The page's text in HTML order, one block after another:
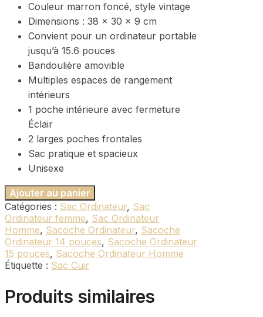
Couleur marron foncé, style vintage
Dimensions : 38 x 30 x 9 cm
Convient pour un ordinateur portable
jusqu’à 15.6 pouces
Bandoulière amovible
Multiples espaces de rangement
intérieurs
1 poche intérieure avec fermeture
Éclair
2 larges poches frontales
Sac pratique et spacieux
Unisexe
Ajouter au panier
Catégories : Sac Ordinateur, Sac
Ordinateur femme, Sac Ordinateur
Homme, Sacoche Ordinateur, Sacoche
Ordinateur 14 pouces, Sacoche Ordinateur
15 pouces, Sacoche Ordinateur Homme
Étiquette : Sac Cuir
Produits similaires